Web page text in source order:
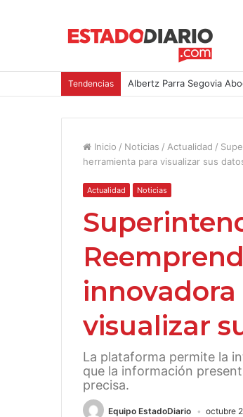
Tendencias Albertz Parra Segovia
Inicio / Noticias / Actualidad /
herramienta para visualizar sus
Actualidad Noticias
visualizar
La plataforma permite la
que la información
precisa.
Equipo EstadoDiario octubre